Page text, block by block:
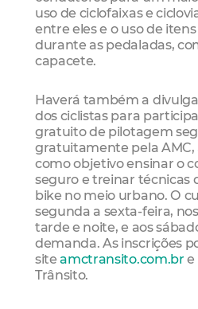
uso de ciclofaixas e
entre eles e o uso de
durante as pedaladas,
capacete.
Haverá também a
dos ciclistas para
gratuito de pilotagem
gratuitamente pela
como objetivo ensinar o
seguro e treinar técnicas
bike no meio urbano. O
segunda a sexta-feira,
tarde e noite, e aos
demanda. As inscrições
siteamctransito.com.br e
Trânsito.